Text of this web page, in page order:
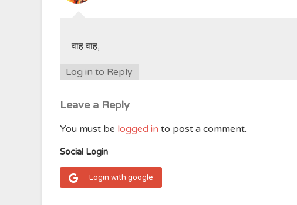
वाह वाह,
Log in to Reply
Leave a Reply
You must be logged in to post a comment.
Social Login
Login with google